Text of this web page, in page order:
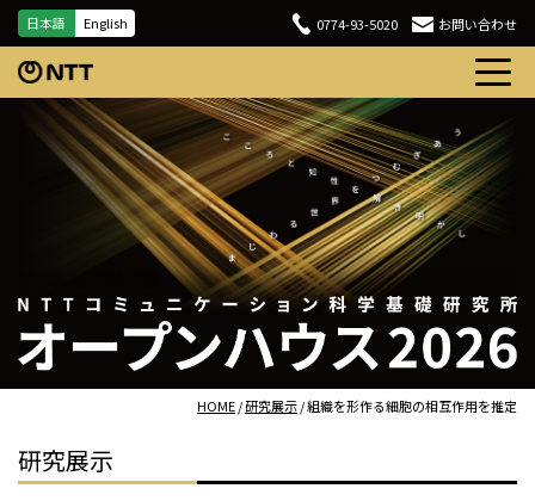
日本語 English 0774-93-5020 お問い合わせ
HOME/研究展示/ 組織を形作る細胞の相互作用を推定
研究展示